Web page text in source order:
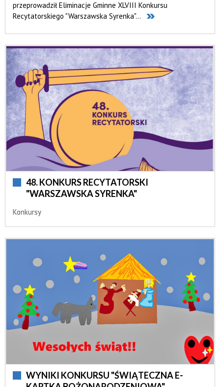
przeprowadził Eliminacje Gminne XLVIII Konkursu
Recytatorskiego "Warszawska Syrenka"...
48. KONKURS RECYTATORSKI
"WARSZAWSKA SYRENKA"
Konkursy
WYNIKI KONKURSU "ŚWIĄTECZNA E-